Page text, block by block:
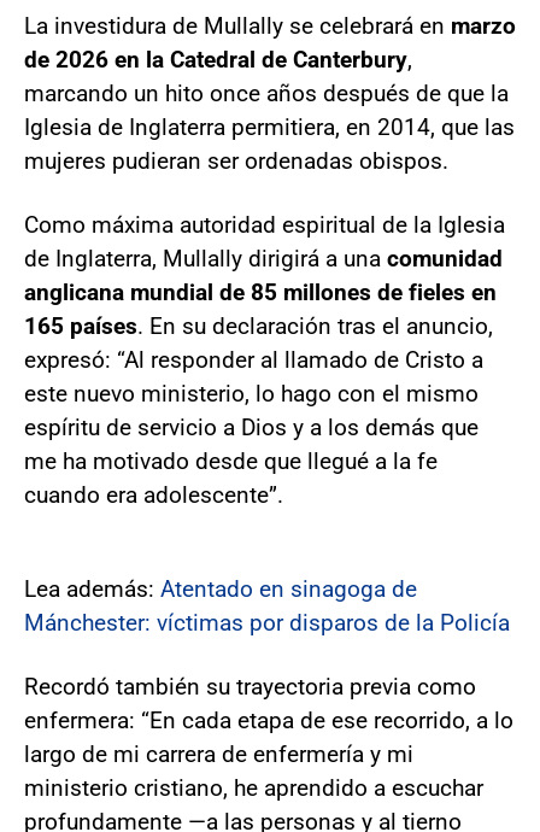
La investidura de Mullally se celebrará en marzo
de 2026 en la Catedral de Canterbury,
marcando un hito once años después de que la
Iglesia de Inglaterra permitiera, en 2014, que las
mujeres pudieran ser ordenadas obispos.
Como máxima autoridad espiritual de la Iglesia
de Inglaterra, Mullally dirigirá a una comunidad
anglicana mundial de 85 millones de fieles en
165 países. En su declaración tras el anuncio,
expresó: “Al responder al llamado de Cristo a
este nuevo ministerio, lo hago con el mismo
espíritu de servicio a Dios y a los demás que
me ha motivado desde que llegué a la fe
cuando era adolescente”.
Lea además: Atentado en sinagoga de
Mánchester: víctimas por disparos de la Policía
Recordó también su trayectoria previa como
enfermera: “En cada etapa de ese recorrido, a lo
largo de mi carrera de enfermería y mi
ministerio cristiano, he aprendido a escuchar
profundamente —a las personas y al tierno